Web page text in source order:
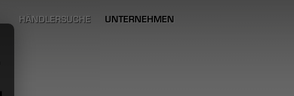
UNTERNEHMEN
HÄNDLERSUCHE